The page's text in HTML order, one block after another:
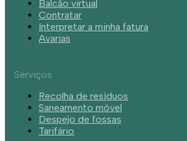
Balcão virtual
Contratar
Interpretar a minha fatura
Avarias
Serviços
Recolha de resíduos
Saneamento móvel
Despejo de fossas
Tarifário